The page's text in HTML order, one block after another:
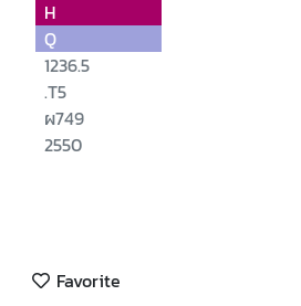
H
Q
1236.5
.T5
ผ749
2550
Favorite